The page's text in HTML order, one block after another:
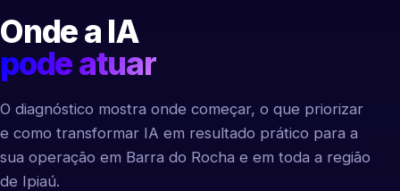
Onde a IA
pode atuar
O diagnóstico mostra onde começar, o que priorizar
e como transformar IA em resultado prático para a
sua operação em Barra do Rocha e em toda a região
de Ipiaú.